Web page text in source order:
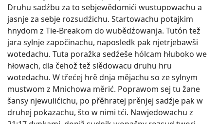
Druhu sadźbu za to sebjewědomići wustupowachu a
jasnje za sebje rozsudźichu. Startowachu potajkim
hnydom z Tie-Breakom do wubědźowanja. Tutón tež
jara sylnje započinachu, naposledk pak njetrjebawši
wotedachu. Tuta poražka sedźeše hólcam hłuboko we
hłowach, dla čehož tež slědowacu druhu hru
wotedachu. W třećej hrě dnja mějachu so ze sylnym
mustwom z Mnichowa měrić. Poprawom sej tu žane
šansy njewulićichu, po přěhratej prěnjej sadźje pak w
druhej pokazachu, što w nimi tći. Nawjedowachu z